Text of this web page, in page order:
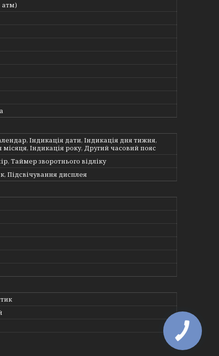
атм)
Індикація дати, Індикація дня тижня,
місяця, Індикація року, Другий часовий пояс
Таймер зворотнього відліку
Підсвічування дисплея